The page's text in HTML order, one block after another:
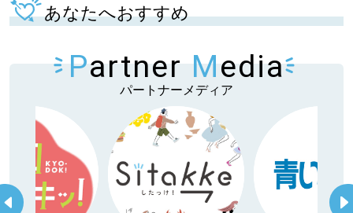
あなたへおすすめ
Partner Media
パートナーメディア